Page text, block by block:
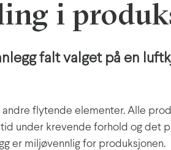
i
falt valget på en
flytende elementer. Alle
under krevende forhold og
er miljøvennlig for produksjonen.